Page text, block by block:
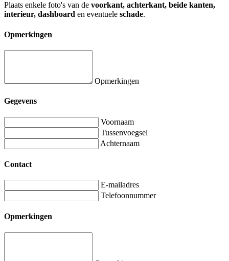
Plaats enkele foto's van de voorkant, achterkant, beide kanten,
interieur, dashboard en eventuele schade.
Opmerkingen
Opmerkingen
Gegevens
Voornaam
Tussenvoegsel
Achternaam
Contact
E-mailadres
Telefoonnummer
Opmerkingen